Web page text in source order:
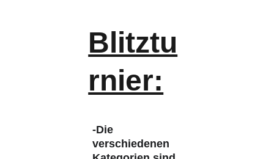
Blitztu
rnier:
-Die
verschiedenen